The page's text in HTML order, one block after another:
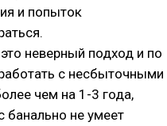
и попыток
неверный подход и по
с несбыточными
чем на 1-3 года,
банально не умеет